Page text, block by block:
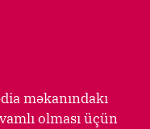
məkanındakı
olması üçün